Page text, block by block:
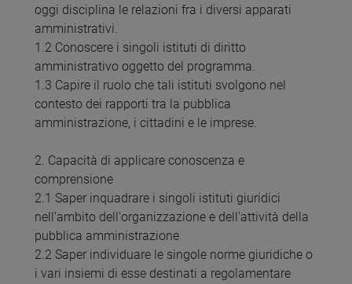
oggi disciplina le relazioni fra i diversi apparati
amministrativi.
1.2 Conoscere i singoli istituti di diritto
amministrativo oggetto del programma.
1.3 Capire il ruolo che tali istituti svolgono nel
contesto dei rapporti tra la pubblica
amministrazione, i cittadini e le imprese.
2. Capacità di applicare conoscenza e
comprensione
2.1 Saper inquadrare i singoli istituti giuridici
nell’ambito dell'organizzazione e dell'attività della
pubblica amministrazione
2.2 Saper individuare le singole norme giuridiche o
i vari insiemi di esse destinati a regolamentare